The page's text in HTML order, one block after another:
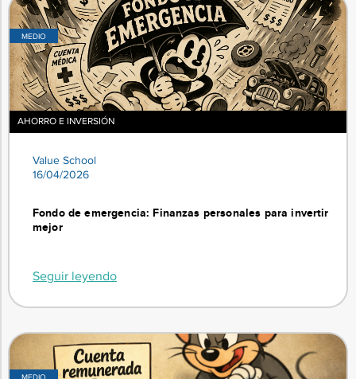
MEDIO
AHORRO E INVERSIÓN
Value School
16/04/2026
Fondo de emergencia: Finanzas personales para invertir
mejor
Seguir leyendo
MEDIO